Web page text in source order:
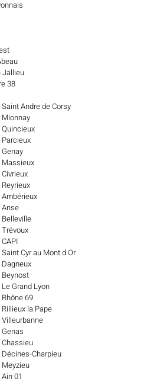
Jallieu
38
Andre de Corsy
Massieux
Cyr au Mont d Or
Grand Lyon
69
la Pape
Charpieu
01